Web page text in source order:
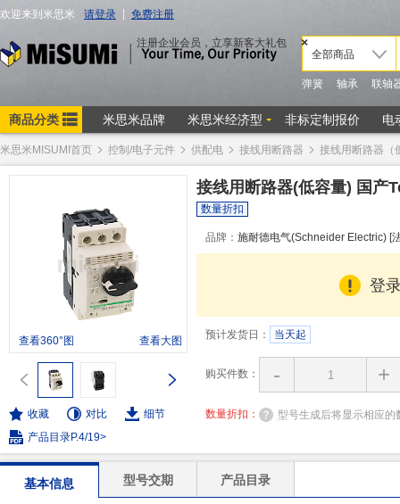
米思米MISUMI首页 控制/电子元件 供配电 接线用断路器 接线用断路器（
查看360°图 查看大图
收藏 对比
细节
产品目录P.4/19>
接线用断路器(低容量) 国产
数量折扣
品牌： 施耐德电气(Schneider Electric) [
登
预计发货日： 当天起
购买件数： - +
数量折扣： 型号生成后将显示相应的
基本信息 型号交期 产品目录